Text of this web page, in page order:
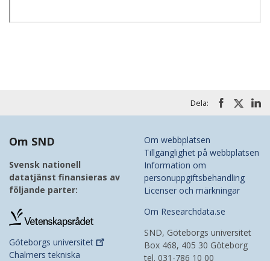
Dela:
Om SND
Svensk nationell
datatjänst finansieras av
följande parter:
Göteborgs universitet
Chalmers tekniska
Om webbplatsen
Tillgänglighet på webbplatsen
Information om
personuppgiftsbehandling
Licenser och märkningar
Om Researchdata.se
SND, Göteborgs universitet
Box 468, 405 30 Göteborg
tel. 031-786 10 00